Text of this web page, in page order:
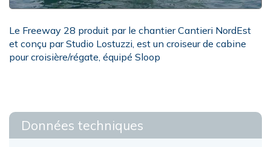
Le Freeway 28 produit par le chantier Cantieri NordEst
et conçu par Studio Lostuzzi, est un croiseur de cabine
pour croisière/régate, équipé Sloop
Données techniques